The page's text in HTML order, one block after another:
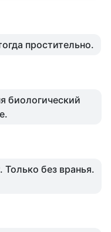
простительно.
биологический
Только без вранья.